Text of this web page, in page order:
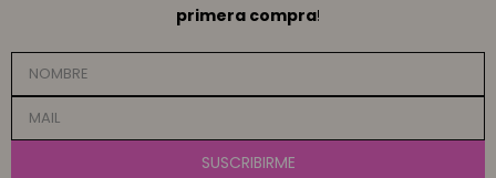
primera compra!
SUSCRIBIRME